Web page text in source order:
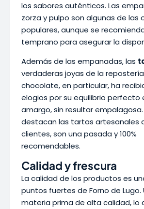
los sabores auténticos. Las
zorza y pulpo son algunas de las
populares, aunque se
temprano para asegurar la
Además de las empanadas, las
verdaderas joyas de la
chocolate, en particular, ha
elogios por su equilibrio perfecto
amargo, sin resultar
destacan las tartas artesanales
clientes, son una pasada y 100%
recomendables.
Calidad y frescura
La calidad de los productos es
puntos fuertes de Forno de Lugo.
materia prima de alta calidad, lo